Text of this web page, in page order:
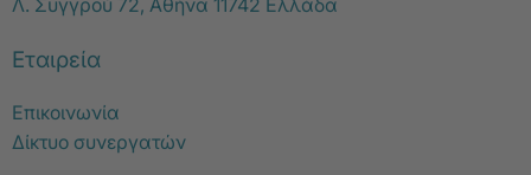
Εταιρεία
Επικοινωνία
Δίκτυο συνεργατών